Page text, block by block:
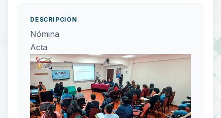
DESCRIPCIÓN
Nómina
Acta